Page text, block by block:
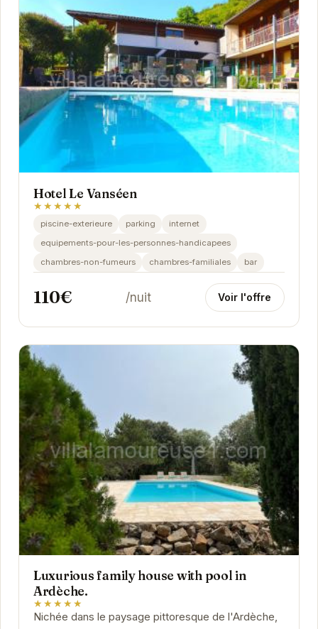
Hotel Le Vanséen
★★★★★
piscine-exterieure parking
internet
equipements-pour-les-personnes-handicapees
chambres-non-fumeurs
chambres-familiales bar
110€ /nuit Voir l'offre
Luxurious family house with pool in
Ardèche.
★★★★★
Nichée dans le paysage pittoresque de l'Ardèche,